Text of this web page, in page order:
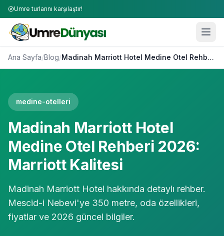
Umre turlarını karşılaştır!
Ana Sayfa/Blog/ Madinah Marriott Hotel Medine Otel Rehberi 2026: Marriott Kalitesi
medine-otelleri
Madinah Marriott Hotel
Medine Otel Rehberi 2026:
Marriott Kalitesi
Madinah Marriott Hotel hakkında detaylı rehber.
Mescid-i Nebevi'ye 350 metre, oda özellikleri,
fiyatlar ve 2026 güncel bilgiler.